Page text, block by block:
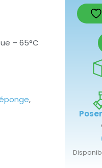
– 65°C
,